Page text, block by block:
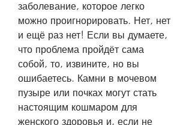
заболевание, которое легко
можно проигнорировать. Нет, нет
и ещё раз нет! Если вы думаете,
что проблема пройдёт сама
собой, то, извините, но вы
ошибаетесь. Камни в мочевом
пузыре или почках могут стать
настоящим кошмаром для
женского здоровья и, если не